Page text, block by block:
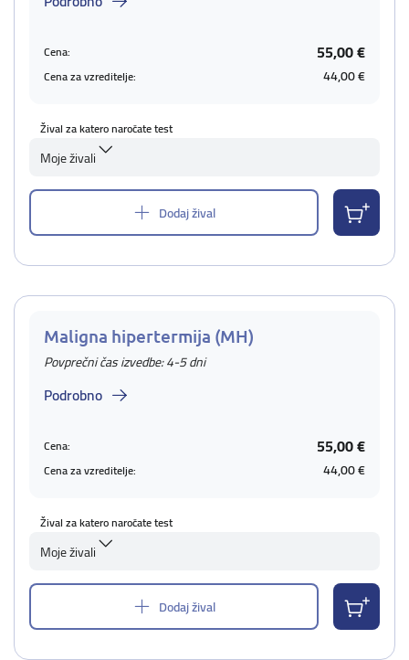
Cena: 55,00 €
Cena za vzreditelje: 44,00 €
Žival za katero naročate test
Moje živali
Dodaj žival
Maligna hipertermija (MH)
Povprečni čas izvedbe: 4-5 dni
Podrobno
Cena: 55,00 €
Cena za vzreditelje: 44,00 €
Žival za katero naročate test
Moje živali
Dodaj žival